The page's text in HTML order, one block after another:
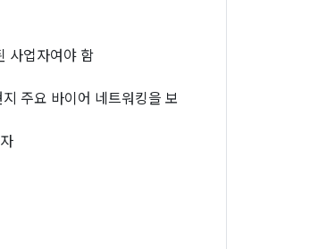
사업자여야 함
주요 바이어 네트워킹을 보